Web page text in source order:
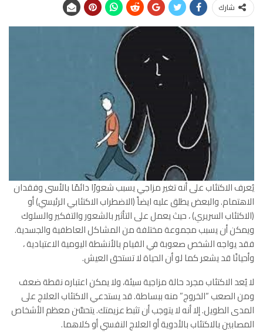
شارك
يُعرف الاكتئاب على أنه تغير مزاجي يسبب شعورًا دائمًا بالأسى وفقدان
الاهتمام. والبعض يطلق عليه ايضاً (الاضطراب الاكتئابي الرئيسي) أو
(الاكتئاب السريري) ، حيث يعمل على التأثير بالشعور والتفكير والسلوك
ويمكن أن يسبب مجموعة مختلفة من المشاكل العاطفية والجسدية.
فقد يواجه الشخص صعوبة في القيام بالأنشطة اليومية الاعتيادية ،
وأحيانًا قد يشعر كما لو أن الحياة لا تستحق العيش.
لا يُعد الاكتئاب مجرد حالة مزاجية سيئة، ولا يمكن اعتباره نقطة ضعف
ومن الصعب “الخروج” منه ببساطة. قد يستدعي الاكتئاب العلاج على
المدى الطويل. إلا أنه لا يتوجب أن تثبط عزيمتك. يتحسَّن معظم الأشخاص
المصابين بالاكتئاب بالأدوية أو العلاج النفسي أو كلاهما.